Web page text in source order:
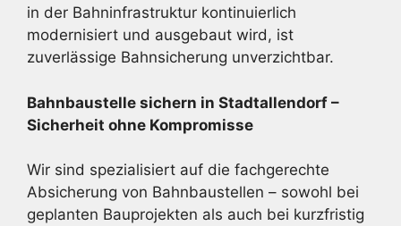
in der Bahninfrastruktur kontinuierlich
modernisiert und ausgebaut wird, ist
zuverlässige Bahnsicherung unverzichtbar.
Bahnbaustelle sichern in Stadtallendorf –
Sicherheit ohne Kompromisse
Wir sind spezialisiert auf die fachgerechte
Absicherung von Bahnbaustellen – sowohl bei
geplanten Bauprojekten als auch bei kurzfristig